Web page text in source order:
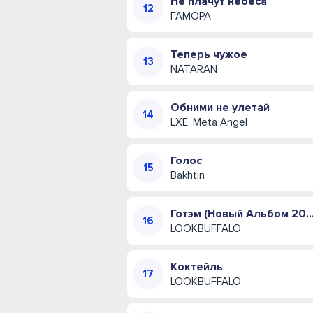
ГАМОРА
Теперь чужое
NATARAN
Обними не улетай
LXE, Meta Angel
Голос
Bakhtin
Готэм (Новый Альбом 2026)
LOOKBUFFALO
Коктейль
LOOKBUFFALO